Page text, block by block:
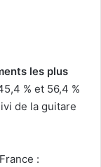
les plus
% et 56,4 %
de la guitare
: